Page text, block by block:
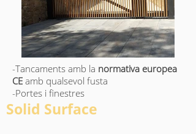
-Tancaments amb la normativa europea
CE amb qualsevol fusta
-Portes i finestres
Solid Surface